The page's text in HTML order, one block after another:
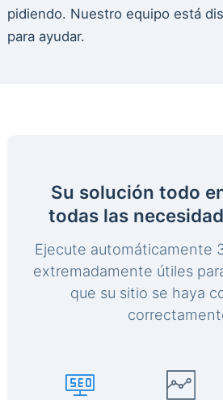
pidiendo. Nuestro equipo está
para ayudar.
Su solución todo
todas las
Ejecute automáticamente
extremadamente útiles
que su sitio se haya